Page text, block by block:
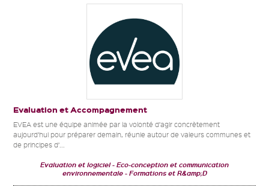
Evaluation et Accompagnement
EVEA est une équipe animée par la volonté d’agir concrètement
aujourd’hui pour préparer demain, réunie autour de valeurs communes et
de principes d’...
Evaluation et logiciel
Eco-conception et communication
environnementale
Formations et R&amp;D